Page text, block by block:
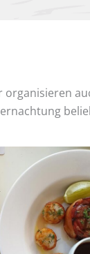
organisieren